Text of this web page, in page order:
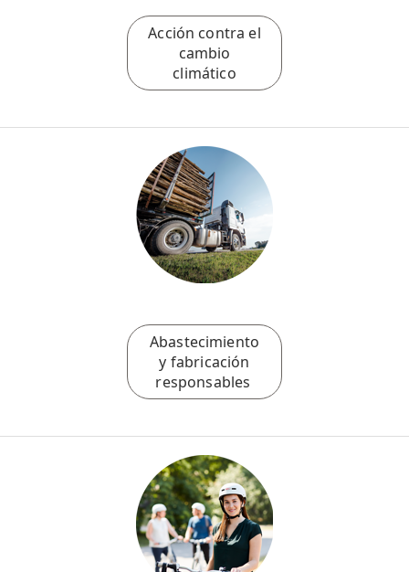
Acción contra el
cambio
climático
Abastecimiento
y fabricación
responsables